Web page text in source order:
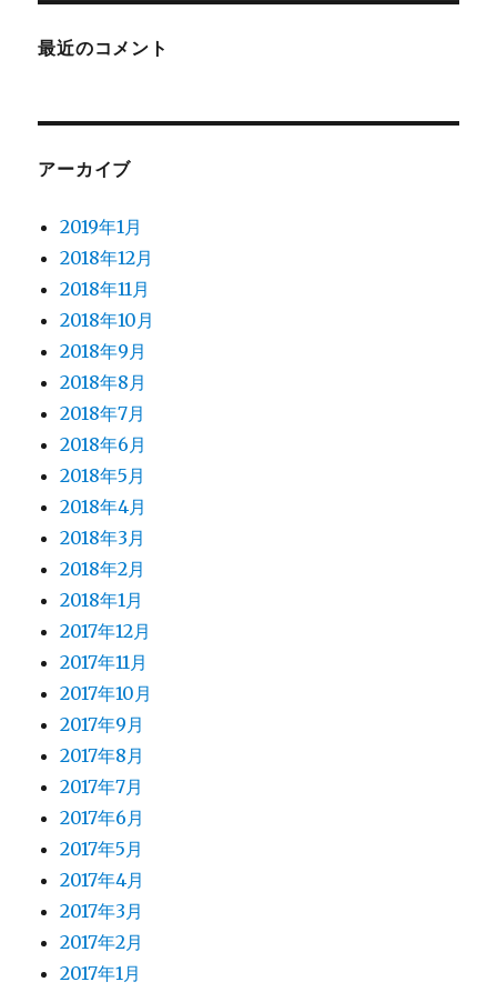
最近のコメント
アーカイブ
2019年1月
2018年12月
2018年11月
2018年10月
2018年9月
2018年8月
2018年7月
2018年6月
2018年5月
2018年4月
2018年3月
2018年2月
2018年1月
2017年12月
2017年11月
2017年10月
2017年9月
2017年8月
2017年7月
2017年6月
2017年5月
2017年4月
2017年3月
2017年2月
2017年1月